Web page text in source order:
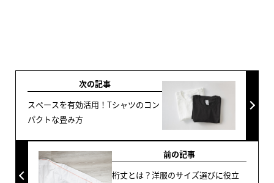
前の記事
桁丈とは？洋服のサイズ選びに役立
次の記事
スペースを有効活用！Tシャツのコン
パクトな畳み方